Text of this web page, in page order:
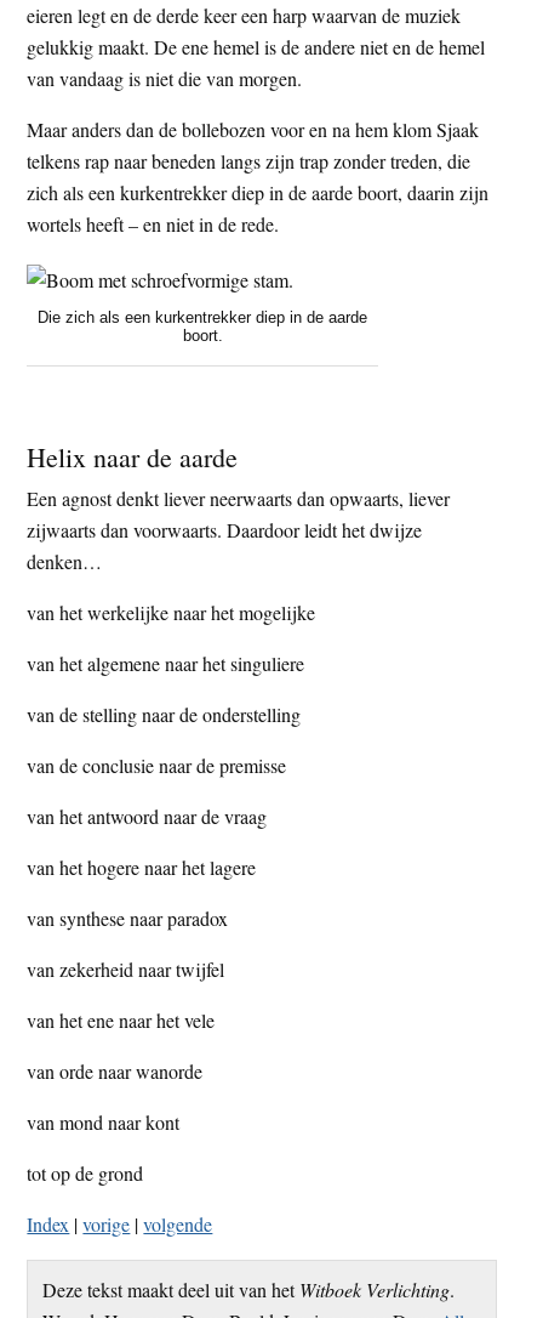
eieren legt en de derde keer een harp waarvan de muziek
gelukkig maakt. De ene hemel is de andere niet en de hemel
van vandaag is niet die van morgen.
Maar anders dan de bollebozen voor en na hem klom Sjaak
telkens rap naar beneden langs zijn trap zonder treden, die
zich als een kurkentrekker diep in de aarde boort, daarin zijn
wortels heeft – en niet in de rede.
Die zich als een kurkentrekker diep in de aarde
boort.
Helix naar de aarde
Een agnost denkt liever neerwaarts dan opwaarts, liever
zijwaarts dan voorwaarts. Daardoor leidt het dwijze
denken…
van het werkelijke naar het mogelijke
van het algemene naar het singuliere
van de stelling naar de onderstelling
van de conclusie naar de premisse
van het antwoord naar de vraag
van het hogere naar het lagere
van synthese naar paradox
van zekerheid naar twijfel
van het ene naar het vele
van orde naar wanorde
van mond naar kont
tot op de grond
Index |vorige |volgende
Deze tekst maakt deel uit van hetWitboek Verlichting.